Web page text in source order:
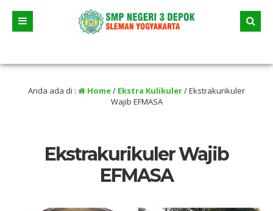
Anda ada di : Home/ Ekstra Kulikuler/Ekstrakurikuler
Wajib EFMASA
Ekstrakurikuler Wajib
EFMASA